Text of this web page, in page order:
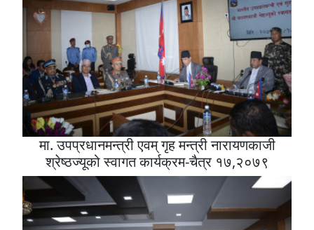
मा. उपप्रधानमन्त्री एवम् गृह मन्त्री नारायणकाजी
श्रेष्ठज्यूको स्वागत कार्यक्रम-चैत्र १७,२०७९